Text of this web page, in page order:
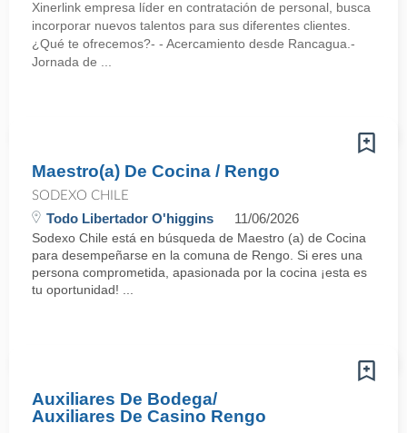
Xinerlink empresa líder en contratación de personal, busca
incorporar nuevos talentos para sus diferentes clientes.
¿Qué te ofrecemos?- - Acercamiento desde Rancagua.-
Jornada de ...
Maestro(a) De Cocina / Rengo
SODEXO CHILE
Todo Libertador O'higgins 11/06/2026
Sodexo Chile está en búsqueda de Maestro (a) de Cocina
para desempeñarse en la comuna de Rengo. Si eres una
persona comprometida, apasionada por la cocina ¡esta es
tu oportunidad! ...
Auxiliares De Bodega/
Auxiliares De Casino Rengo